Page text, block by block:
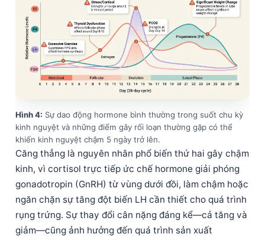
Hình 4: Sự dao động hormone bình thường trong suốt chu kỳ
kinh nguyệt và những điểm gây rối loạn thường gặp có thể
khiến kinh nguyệt chậm 5 ngày trở lên.
Căng thẳng là nguyên nhân phổ biến thứ hai gây chậm
kinh, vì cortisol trực tiếp ức chế hormone giải phóng
gonadotropin (GnRH) từ vùng dưới đồi, làm chậm hoặc
ngăn chặn sự tăng đột biến LH cần thiết cho quá trình
rụng trứng. Sự thay đổi cân nặng đáng kể—cả tăng và
giảm—cũng ảnh hưởng đến quá trình sản xuất